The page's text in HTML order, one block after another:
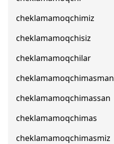
cheklamamoqchimiz
cheklamamoqchisiz
cheklamamoqchilar
cheklamamoqchimasman
cheklamamoqchimassan
cheklamamoqchimas
cheklamamoqchimasmiz